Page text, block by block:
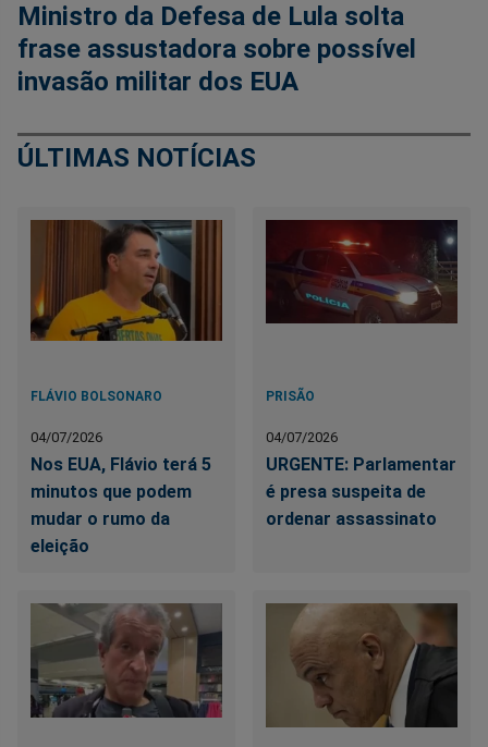
Ministro da Defesa de Lula solta
frase assustadora sobre possível
invasão militar dos EUA
ÚLTIMAS NOTÍCIAS
FLÁVIO BOLSONARO
04/07/2026
Nos EUA, Flávio terá 5
minutos que podem
mudar o rumo da
eleição
PRISÃO
04/07/2026
URGENTE: Parlamentar
é presa suspeita de
ordenar assassinato